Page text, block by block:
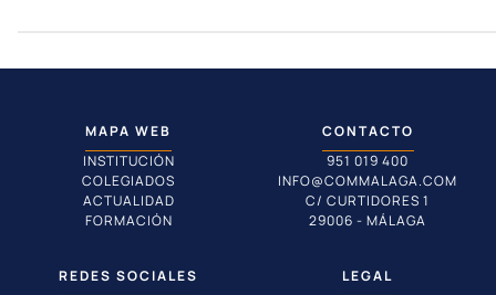
MAPA WEB
INSTITUCIÓN
COLEGIADOS
ACTUALIDAD
FORMACIÓN
CONTACTO
951 019 400
INFO@COMMALAGA.COM
C/ CURTIDORES 1
29006 - MÁLAGA
REDES SOCIALES
LEGAL